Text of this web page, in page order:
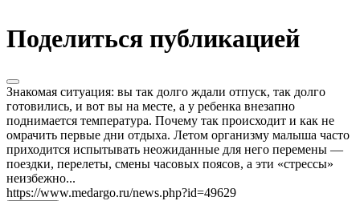
Поделиться публикацией
Знакомая ситуация: вы так долго ждали отпуск, так долго
готовились, и вот вы на месте, а у ребенка внезапно
поднимается температура. Почему так происходит и как не
омрачить первые дни отдыха. Летом организму малыша часто
приходится испытывать неожиданные для него перемены —
поездки, перелеты, смены часовых поясов, а эти «стрессы»
неизбежно...
https://www.medargo.ru/news.php?id=49629